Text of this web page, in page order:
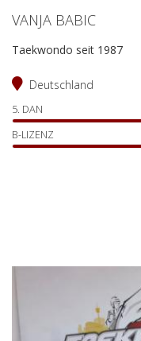
VANJA BABIC
Taekwondo seit 1987
Deutschland
5. DAN
B-LIZENZ